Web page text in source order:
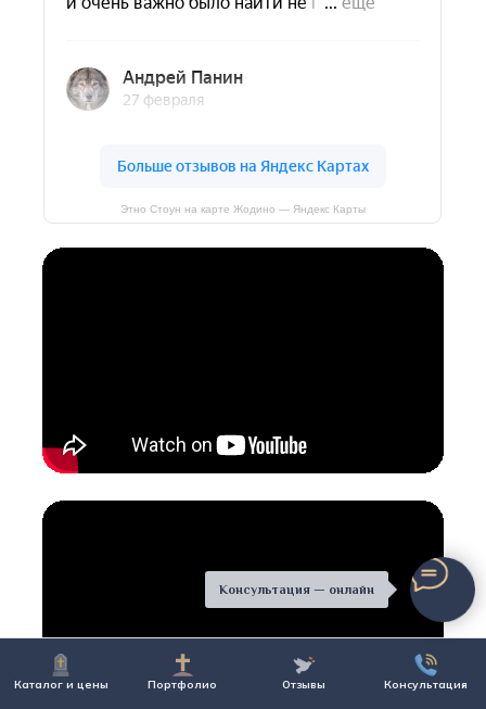
Каталог и цены Портфолио Отзывы Консультация
Консультация — онлайн
Этно Стоун на карте Жодино — Яндекс Карты